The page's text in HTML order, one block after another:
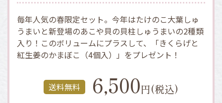
毎年人気の春限定セット。今年はたけのこ大葉しゅ
うまいと新登場のあこや貝の貝柱しゅうまいの2種類
入り！このボリュームにプラスして、「きくらげと
紅生姜のかまぼこ（4個入）」をプレゼント！
送料無料 6,500円(税込)